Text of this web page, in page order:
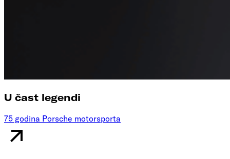
U čast legendi
75 godina Porsche motorsporta